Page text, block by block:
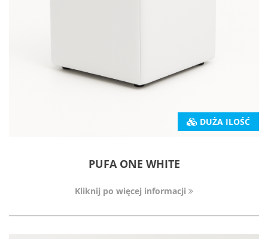
DUŻA ILOŚĆ
PUFA ONE WHITE
Kliknij po więcej informacji